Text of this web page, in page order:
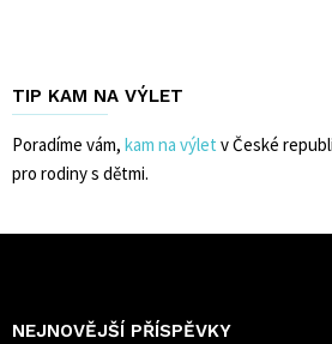
TIP KAM NA VÝLET
Poradíme vám, kam na výlet v České
pro rodiny s dětmi.
NEJNOVĚJŠÍ PŘÍSPĚVKY